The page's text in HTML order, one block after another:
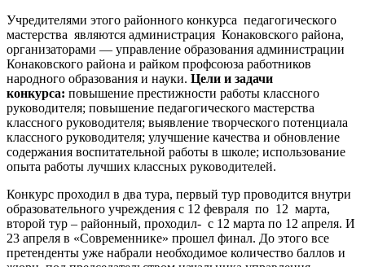
Учредителями этого районного конкурса педагогического
мастерства являются администрация Конаковского района,
организаторами — управление образования администрации
Конаковского района и райком профсоюза работников
народного образования и науки. Цели и задачи
конкурса: повышение престижности работы классного
руководителя; повышение педагогического мастерства
классного руководителя; выявление творческого потенциала
классного руководителя; улучшение качества и обновление
содержания воспитательной работы в школе; использование
опыта работы лучших классных руководителей.
Конкурс проходил в два тура, первый тур проводится внутри
образовательного учреждения c 12 февраля по 12 марта,
второй тур – районный, проходил- с 12 марта по 12 апреля. И
23 апреля в «Современнике» прошел финал. До этого все
претенденты уже набрали необходимое количество баллов и